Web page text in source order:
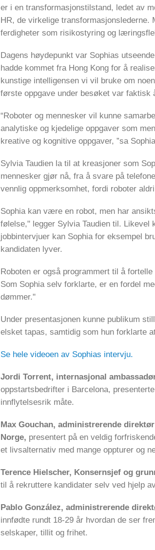
er i en transformasjonstilstand, ledet av
HR, de virkelige transformasjonslederne.
ferdigheter som risikostyring og
Dagens høydepunkt var Sophias
hadde kommet fra Hong Kong for å
kunstige intelligensen vi vil bruke om
første oppgave under besøket var faktisk
“Roboter og mennesker vil kunne
analytiske og kjedelige oppgaver som
kreative og kognitive oppgaver, ”sa
Sylvia Taudien la til at kreasjoner som
mennesker gjør nå, fra å svare på
vennlig oppmerksomhet, fordi roboter
Sophia kan være en robot, men har
følelse," legger Sylvia Taudien til. Likevel
jobbintervjuer kan Sophia for eksempel
kandidaten lyver.
Roboten er også programmert til å
Som Sophia selv forklarte, er en fordel
dømmer."
Under presentasjonen kunne publikum
elsket tapas, samtidig som hun forklarte
Se hele videoen av Sophias intervju.
Jordi Torrent, internasjonal
oppstartsbedrifter i Barcelona,
innflytelsesrik måte.
Max Gouchan, administrerende
Norge, presentert på en veldig
et livsalternativ med mange oppturer og
Terence Hielscher, Konsernsjef og
til å rekruttere kandidater selv ved hjelp
Pablo González, administrerende
innfødte rundt 18-29 år hvordan de ser
selskaper, tillit og frihet.